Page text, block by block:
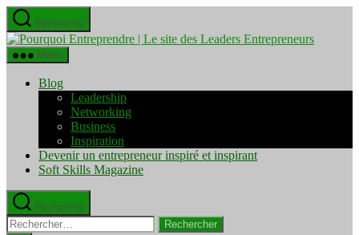
Aller
au
contenu
Recherche
Pourquoi
Menu
Blog
Leadership
Networking
Business
Inspiration
Devenir un entrepreneur inspiré et inspirant
Soft Skills Magazine
Recherche
Rechercher :